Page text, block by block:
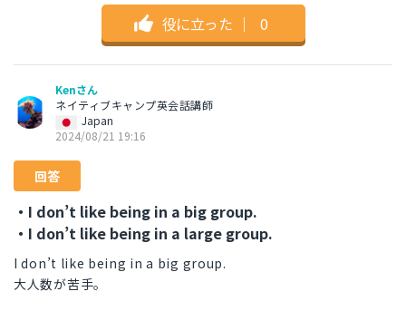
役に立った ｜ 0
Kenさん
ネイティブキャンプ英会話講師
Japan
2024/08/21 19:16
回答
・I don’t like being in a big group.
・I don’t like being in a large group.
I don’t like being in a big group.
大人数が苦手。